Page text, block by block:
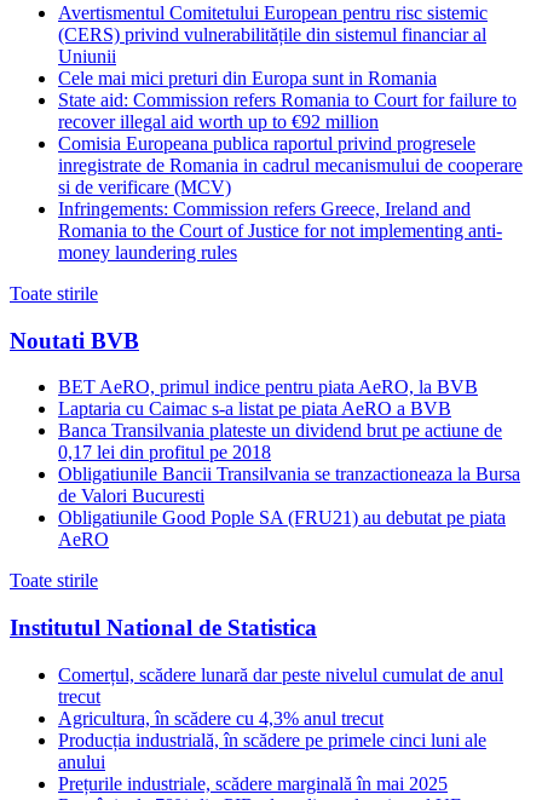
Avertismentul Comitetului European pentru risc sistemic
(CERS) privind vulnerabilitățile din sistemul financiar al
Uniunii
Cele mai mici preturi din Europa sunt in Romania
State aid: Commission refers Romania to Court for failure to
recover illegal aid worth up to €92 million
Comisia Europeana publica raportul privind progresele
inregistrate de Romania in cadrul mecanismului de cooperare
si de verificare (MCV)
Infringements: Commission refers Greece, Ireland and
Romania to the Court of Justice for not implementing anti-
money laundering rules
Toate stirile
Noutati BVB
BET AeRO, primul indice pentru piata AeRO, la BVB
Laptaria cu Caimac s-a listat pe piata AeRO a BVB
Banca Transilvania plateste un dividend brut pe actiune de
0,17 lei din profitul pe 2018
Obligatiunile Bancii Transilvania se tranzactioneaza la Bursa
de Valori Bucuresti
Obligatiunile Good Pople SA (FRU21) au debutat pe piata
AeRO
Toate stirile
Institutul National de Statistica
Comerțul, scădere lunară dar peste nivelul cumulat de anul
trecut
Agricultura, în scădere cu 4,3% anul trecut
Producția industrială, în scădere pe primele cinci luni ale
anului
Prețurile industriale, scădere marginală în mai 2025